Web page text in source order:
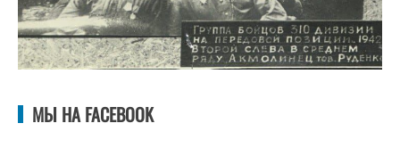
МЫ НА FACEBOOK